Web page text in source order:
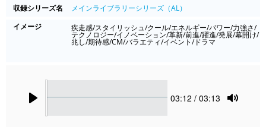
収録シリーズ名
メインライブラリーシリーズ（AL）
イメージ
疾走感/スタイリッシュ/クール/エネルギー/パワー/力強さ/
テクノロジー/イノベーション/革新/前進/躍進/発展/幕開け/
兆し/期待感/CM/バラエティ/イベント/ドラマ
Current
03:12 / 03:13